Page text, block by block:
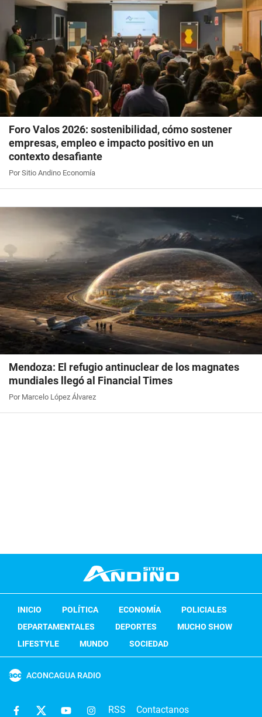
Foro Valos 2026: sostenibilidad, cómo sostener
empresas, empleo e impacto positivo en un
contexto desafiante
Por Sitio Andino Economía
Mendoza: El refugio antinuclear de los magnates
mundiales llegó al Financial Times
Por Marcelo López Álvarez
INICIO POLÍTICA ECONOMÍA
POLICIALES
DEPARTAMENTALES
DEPORTES
MUCHO SHOW
LIFESTYLE
MUNDO SOCIEDAD
ACONCAGUA RADIO
RSS Contactanos